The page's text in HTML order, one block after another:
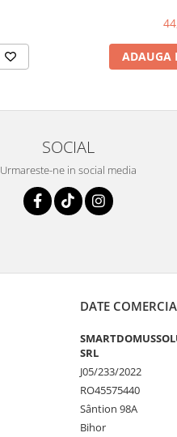
ADAUGA
SOCIAL
Urmareste-ne in social media
DATE
SRL
J05/233/2022
RO45575440
Sântion 98A
Bihor